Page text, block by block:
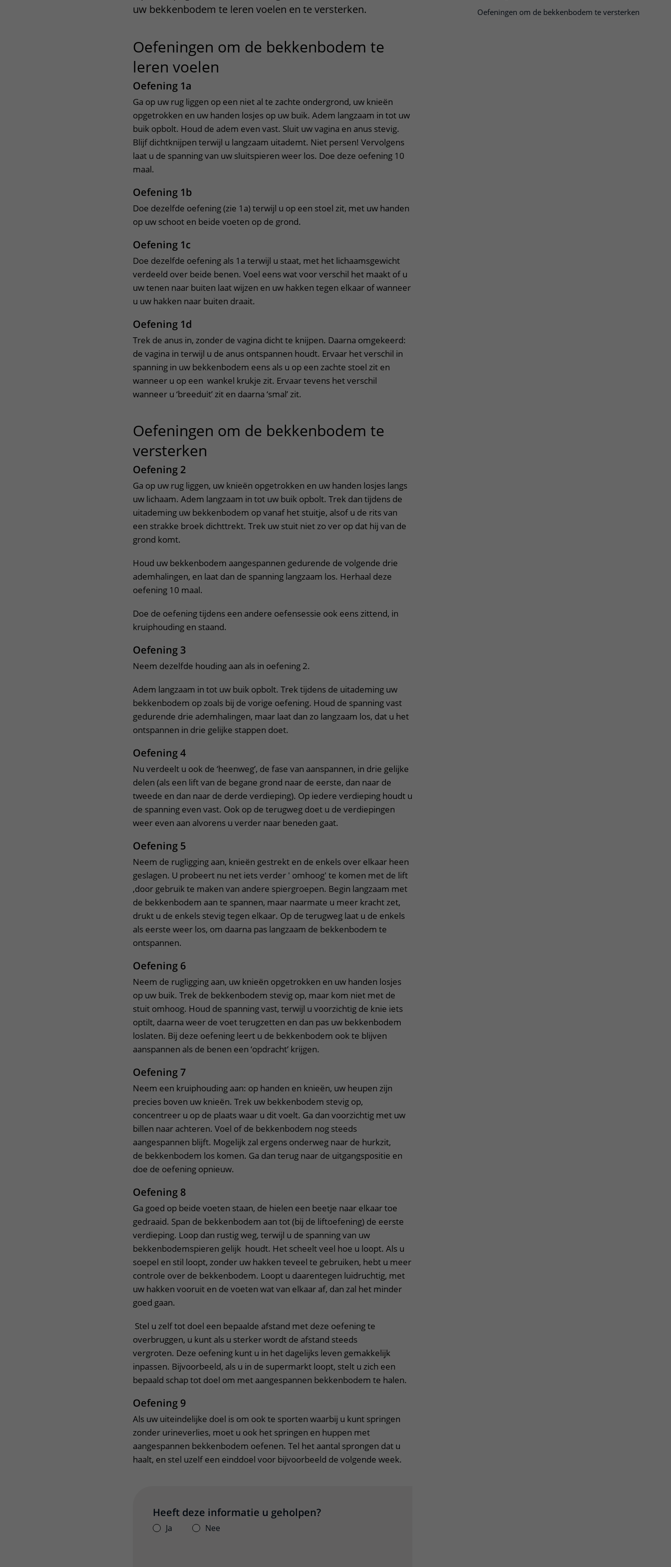
Bezoektijden Contact met verpleegafdeling
Kinderziekenhuis
Oefeningen om de bekkenbodem te versterken
uw bekkenbodem te leren voelen en te versterken.
Oefeningen om de bekkenbodem te
leren voelen
Oefening 1a
Ga op uw rug liggen op een niet al te zachte ondergrond, uw knieën
opgetrokken en uw handen losjes op uw buik. Adem langzaam in tot uw
buik opbolt. Houd de adem even vast. Sluit uw vagina en anus stevig.
Blijf dichtknijpen terwijl u langzaam uitademt. Niet persen! Vervolgens
laat u de spanning van uw sluitspieren weer los. Doe deze oefening 10
maal.
Oefening 1b
Doe dezelfde oefening (zie 1a) terwijl u op een stoel zit, met uw handen
op uw schoot en beide voeten op de grond.
Oefening 1c
Doe dezelfde oefening als 1a terwijl u staat, met het lichaamsgewicht
verdeeld over beide benen. Voel eens wat voor verschil het maakt of u
uw tenen naar buiten laat wijzen en uw hakken tegen elkaar of wanneer
u uw hakken naar buiten draait.
Oefening 1d
Trek de anus in, zonder de vagina dicht te knijpen. Daarna omgekeerd:
de vagina in terwijl u de anus ontspannen houdt. Ervaar het verschil in
spanning in uw bekkenbodem eens als u op een zachte stoel zit en
wanneer u op een wankel krukje zit. Ervaar tevens het verschil
wanneer u ‘breeduit’ zit en daarna ‘smal’ zit.
Oefeningen om de bekkenbodem te
versterken
Oefening 2
Ga op uw rug liggen, uw knieën opgetrokken en uw handen losjes langs
uw lichaam. Adem langzaam in tot uw buik opbolt. Trek dan tijdens de
uitademing uw bekkenbodem op vanaf het stuitje, alsof u de rits van
een strakke broek dichttrekt. Trek uw stuit niet zo ver op dat hij van de
grond komt.
Houd uw bekkenbodem aangespannen gedurende de volgende drie
ademhalingen, en laat dan de spanning langzaam los. Herhaal deze
oefening 10 maal.
Doe de oefening tijdens een andere oefensessie ook eens zittend, in
kruiphouding en staand.
Oefening 3
Neem dezelfde houding aan als in oefening 2.
Adem langzaam in tot uw buik opbolt. Trek tijdens de uitademing uw
bekkenbodem op zoals bij de vorige oefening. Houd de spanning vast
gedurende drie ademhalingen, maar laat dan zo langzaam los, dat u het
ontspannen in drie gelijke stappen doet.
Oefening 4
Nu verdeelt u ook de ‘heenweg’, de fase van aanspannen, in drie gelijke
delen (als een lift van de begane grond naar de eerste, dan naar de
tweede en dan naar de derde verdieping). Op iedere verdieping houdt u
de spanning even vast. Ook op de terugweg doet u de verdiepingen
weer even aan alvorens u verder naar beneden gaat.
Oefening 5
Neem de rugligging aan, knieën gestrekt en de enkels over elkaar heen
geslagen. U probeert nu net iets verder ' omhoog' te komen met de lift
,door gebruik te maken van andere spiergroepen. Begin langzaam met
de bekkenbodem aan te spannen, maar naarmate u meer kracht zet,
drukt u de enkels stevig tegen elkaar. Op de terugweg laat u de enkels
als eerste weer los, om daarna pas langzaam de bekkenbodem te
ontspannen.
Oefening 6
Neem de rugligging aan, uw knieën opgetrokken en uw handen losjes
op uw buik. Trek de bekkenbodem stevig op, maar kom niet met de
stuit omhoog. Houd de spanning vast, terwijl u voorzichtig de knie iets
optilt, daarna weer de voet terugzetten en dan pas uw bekkenbodem
loslaten. Bij deze oefening leert u de bekkenbodem ook te blijven
aanspannen als de benen een ‘opdracht’ krijgen.
Oefening 7
Neem een kruiphouding aan: op handen en knieën, uw heupen zijn
precies boven uw knieën. Trek uw bekkenbodem stevig op,
concentreer u op de plaats waar u dit voelt. Ga dan voorzichtig met uw
billen naar achteren. Voel of de bekkenbodem nog steeds
aangespannen blijft. Mogelijk zal ergens onderweg naar de hurkzit,
de bekkenbodem los komen. Ga dan terug naar de uitgangspositie en
doe de oefening opnieuw.
Oefening 8
Ga goed op beide voeten staan, de hielen een beetje naar elkaar toe
gedraaid. Span de bekkenbodem aan tot (bij de liftoefening) de eerste
verdieping. Loop dan rustig weg, terwijl u de spanning van uw
bekkenbodemspieren gelijk houdt. Het scheelt veel hoe u loopt. Als u
soepel en stil loopt, zonder uw hakken teveel te gebruiken, hebt u meer
controle over de bekkenbodem. Loopt u daarentegen luidruchtig, met
uw hakken vooruit en de voeten wat van elkaar af, dan zal het minder
goed gaan.
Stel u zelf tot doel een bepaalde afstand met deze oefening te
overbruggen, u kunt als u sterker wordt de afstand steeds
vergroten. Deze oefening kunt u in het dagelijks leven gemakkelijk
inpassen. Bijvoorbeeld, als u in de supermarkt loopt, stelt u zich een
bepaald schap tot doel om met aangespannen bekkenbodem te halen.
Oefening 9
Als uw uiteindelijke doel is om ook te sporten waarbij u kunt springen
zonder urineverlies, moet u ook het springen en huppen met
aangespannen bekkenbodem oefenen. Tel het aantal sprongen dat u
haalt, en stel uzelf een einddoel voor bijvoorbeeld de volgende week.
Heeft deze informatie u geholpen?
Ja Nee